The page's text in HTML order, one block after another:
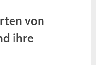
von
ihre